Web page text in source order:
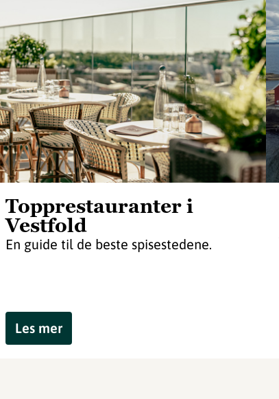
Topprestauranter i
Vestfold
En guide til de beste spisestedene.
Les mer